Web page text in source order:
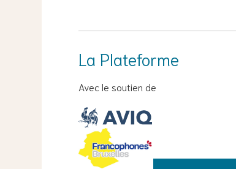
La Plateforme
Avec le soutien de